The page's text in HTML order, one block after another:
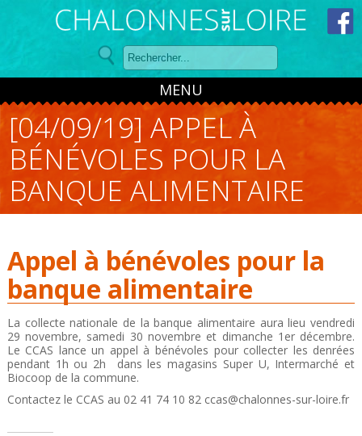
Panneau de gestion des cookies
MENU
[04/09/19] APPEL À
BÉNÉVOLES POUR LA
BANQUE ALIMENTAIRE
Appel à bénévoles pour la
banque alimentaire
La collecte nationale de la banque alimentaire aura lieu vendredi
29 novembre, samedi 30 novembre et dimanche 1er décembre.
Le CCAS lance un appel à bénévoles pour collecter les denrées
pendant 1h ou 2h dans les magasins Super U, Intermarché et
Biocoop de la commune.
Contactez le CCAS au 02 41 74 10 82 ccas@chalonnes-sur-loire.fr